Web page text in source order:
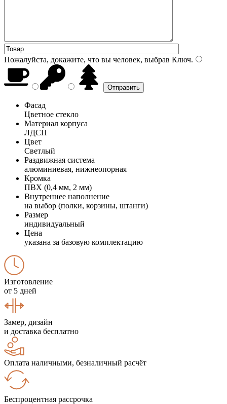
Пожалуйста, докажите, что вы человек, выбрав Ключ.
Фасад
Цветное стекло
Материал корпуса
ЛДСП
Цвет
Светлый
Раздвижная система
алюминиевая, нижнеопорная
Кромка
ПВХ (0,4 мм, 2 мм)
Внутреннее наполнение
на выбор (полки, корзины, штанги)
Размер
индивидуальный
Цена
указана за базовую комплектацию
Изготовление
от 5 дней
Замер, дизайн
и доставка бесплатно
Оплата наличными, безналичный расчёт
Беспроцентная рассрочка